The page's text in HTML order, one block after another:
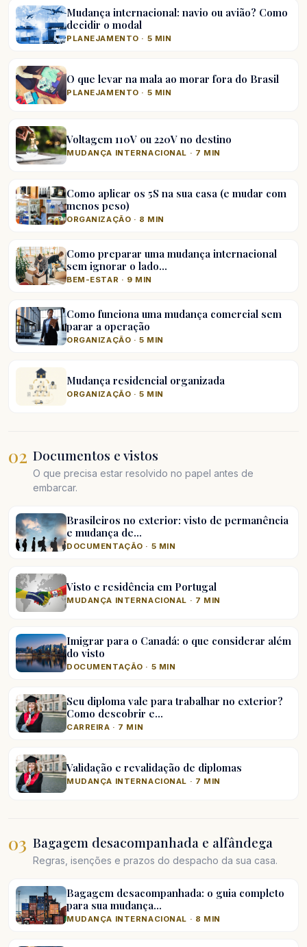
Mudança internacional: navio ou avião? Como
decidir o modal
PLANEJAMENTO · 5 MIN
O que levar na mala ao morar fora do Brasil
PLANEJAMENTO · 5 MIN
Voltagem 110V ou 220V no destino
MUDANÇA INTERNACIONAL · 7 MIN
Como aplicar os 5S na sua casa (e mudar com
menos peso)
ORGANIZAÇÃO · 8 MIN
Como preparar uma mudança internacional
sem ignorar o lado…
BEM-ESTAR · 9 MIN
Como funciona uma mudança comercial sem
parar a operação
ORGANIZAÇÃO · 5 MIN
Mudança residencial organizada
ORGANIZAÇÃO · 5 MIN
02 Documentos e vistos
O que precisa estar resolvido no papel antes de
embarcar.
Brasileiros no exterior: visto de permanência
e mudança de…
DOCUMENTAÇÃO · 5 MIN
Visto e residência em Portugal
MUDANÇA INTERNACIONAL · 7 MIN
Imigrar para o Canadá: o que considerar além
do visto
DOCUMENTAÇÃO · 5 MIN
Seu diploma vale para trabalhar no exterior?
Como descobrir e…
CARREIRA · 7 MIN
Validação e revalidação de diplomas
MUDANÇA INTERNACIONAL · 7 MIN
03 Bagagem desacompanhada e alfândega
Regras, isenções e prazos do despacho da sua casa.
Bagagem desacompanhada: o guia completo
para sua mudança…
MUDANÇA INTERNACIONAL · 8 MIN